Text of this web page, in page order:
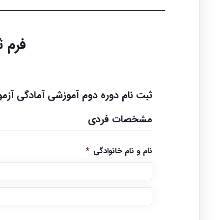
فرم
ثبت نام دوره دوم آموزشی آمادگی آزمون
مشخصات فردی
نام و نام خانوادگی *